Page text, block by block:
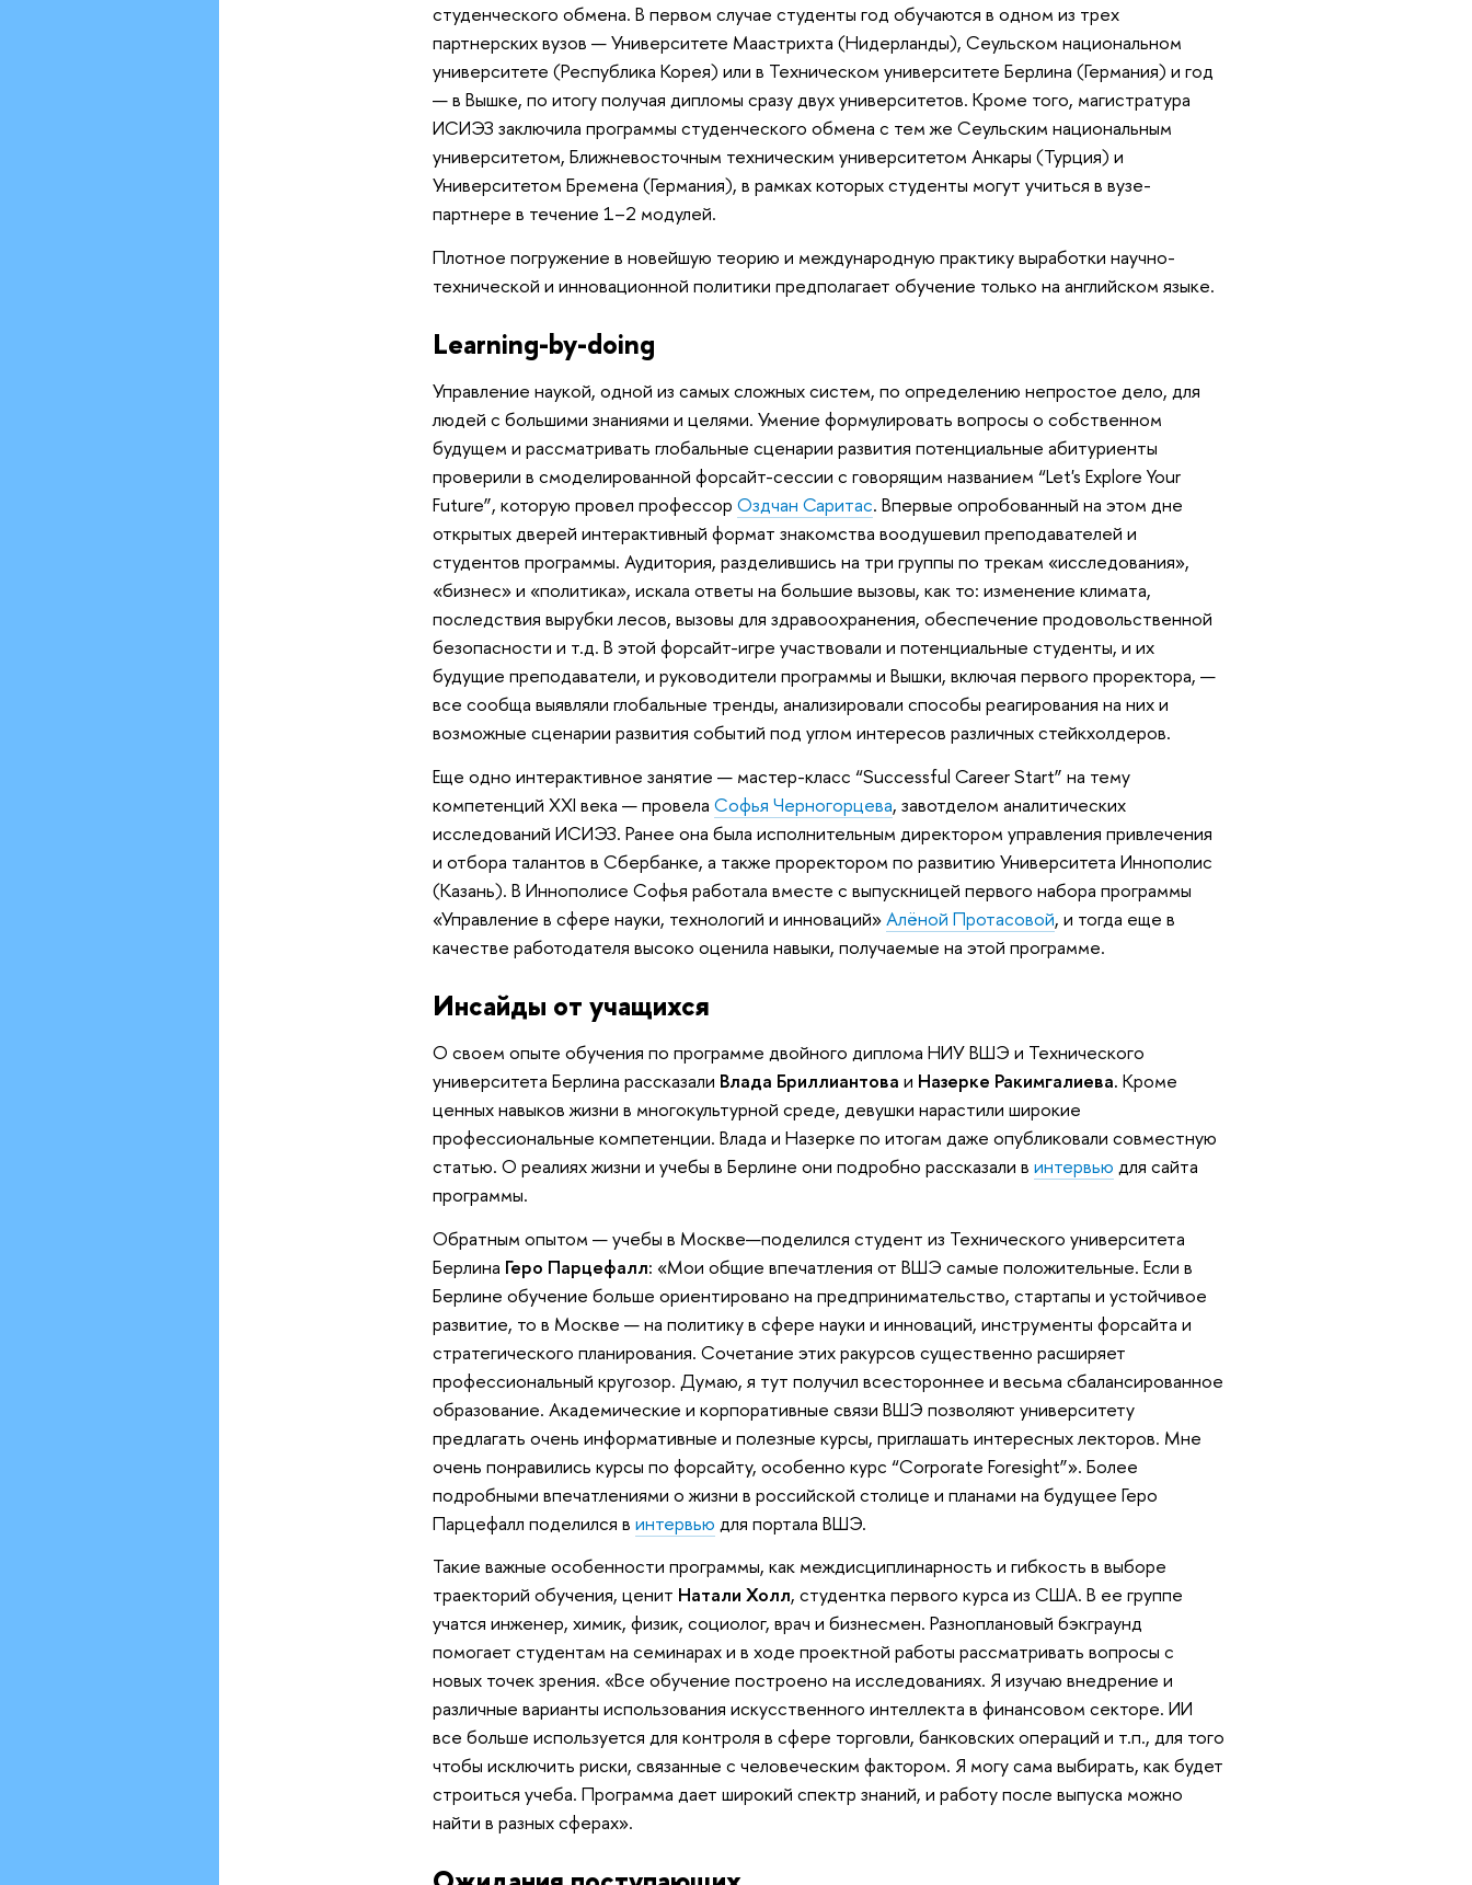
студенческого обмена. В первом случае студенты год обучаются в одном из трех
партнерских вузов — Университете Маастрихта (Нидерланды), Сеульском национальном
университете (Республика Корея) или в Техническом университете Берлина (Германия) и год
— в Вышке, по итогу получая дипломы сразу двух университетов. Кроме того, магистратура
ИСИЭЗ заключила программы студенческого обмена с тем же Сеульским национальным
университетом, Ближневосточным техническим университетом Анкары (Турция) и
Университетом Бремена (Германия), в рамках которых студенты могут учиться в вузе-
партнере в течение 1–2 модулей.
Плотное погружение в новейшую теорию и международную практику выработки научно-
технической и инновационной политики предполагает обучение только на английском языке.
Learning-by-doing
Управление наукой, одной из самых сложных систем, по определению непростое дело, для
людей с большими знаниями и целями. Умение формулировать вопросы о собственном
будущем и рассматривать глобальные сценарии развития потенциальные абитуриенты
проверили в смоделированной форсайт-сессии с говорящим названием “Let's Explore Your
Future”, которую провел профессорОздчан Саритас. Впервые опробованный на этом дне
открытых дверей интерактивный формат знакомства воодушевил преподавателей и
студентов программы. Аудитория, разделившись на три группы по трекам «исследования»,
«бизнес» и «политика», искала ответы на большие вызовы, как то: изменение климата,
последствия вырубки лесов, вызовы для здравоохранения, обеспечение продовольственной
безопасности и т.д. В этой форсайт-игре участвовали и потенциальные студенты, и их
будущие преподаватели, и руководители программы и Вышки, включая первого проректора, —
все сообща выявляли глобальные тренды, анализировали способы реагирования на них и
возможные сценарии развития событий под углом интересов различных стейкхолдеров.
Еще одно интерактивное занятие — мастер-класс “Successful Career Start” на тему
компетенций XXI века — провелаСофья Черногорцева, завотделом аналитических
исследований ИСИЭЗ. Ранее она была исполнительным директором управления привлечения
и отбора талантов в Сбербанке, а также проректором по развитию Университета Иннополис
(Казань). В Иннополисе Софья работала вместе с выпускницей первого набора программы
«Управление в сфере науки, технологий и инноваций»Алёной Протасовой, и тогда еще в
качестве работодателя высоко оценила навыки, получаемые на этой программе.
Инсайды от учащихся
О своем опыте обучения по программе двойного диплома НИУ ВШЭ и Технического
университета Берлина рассказали Влада Бриллиантова и Назерке Ракимгалиева. Кроме
ценных навыков жизни в многокультурной среде, девушки нарастили широкие
профессиональные компетенции. Влада и Назерке по итогам даже опубликовали совместную
статью. О реалиях жизни и учебы в Берлине они подробно рассказали винтервью для сайта
программы.
Обратным опытом — учебы в Москве—поделился студент из Технического университета
Берлина Геро Парцефалл: «Мои общие впечатления от ВШЭ самые положительные. Если в
Берлине обучение больше ориентировано на предпринимательство, стартапы и устойчивое
развитие, то в Москве — на политику в сфере науки и инноваций, инструменты форсайта и
стратегического планирования. Сочетание этих ракурсов существенно расширяет
профессиональный кругозор. Думаю, я тут получил всестороннее и весьма сбалансированное
образование. Академические и корпоративные связи ВШЭ позволяют университету
предлагать очень информативные и полезные курсы, приглашать интересных лекторов. Мне
очень понравились курсы по форсайту, особенно курс “Corporate Foresight”». Более
подробными впечатлениями о жизни в российской столице и планами на будущее Геро
Парцефалл поделился винтервью для портала ВШЭ.
Такие важные особенности программы, как междисциплинарность и гибкость в выборе
траекторий обучения, ценит Натали Холл, студентка первого курса из США. В ее группе
учатся инженер, химик, физик, социолог, врач и бизнесмен. Разноплановый бэкграунд
помогает студентам на семинарах и в ходе проектной работы рассматривать вопросы с
новых точек зрения. «Все обучение построено на исследованиях. Я изучаю внедрение и
различные варианты использования искусственного интеллекта в финансовом секторе. ИИ
все больше используется для контроля в сфере торговли, банковских операций и т.п., для того
чтобы исключить риски, связанные с человеческим фактором. Я могу сама выбирать, как будет
строиться учеба. Программа дает широкий спектр знаний, и работу после выпуска можно
найти в разных сферах».